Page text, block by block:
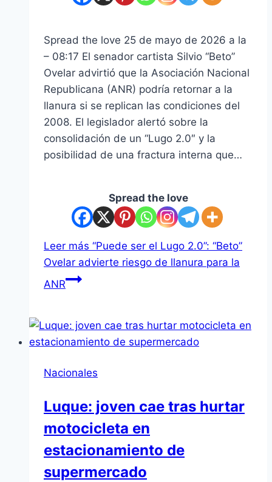
Spread the love 25 de mayo de 2026 a la
– 08:17 El senador cartista Silvio “Beto”
Ovelar advirtió que la Asociación Nacional
Republicana (ANR) podría retornar a la
llanura si se replican las condiciones del
2008. El legislador alertó sobre la
consolidación de un “Lugo 2.0″ y la
posibilidad de una fractura interna que…
Spread the love
Leer más “Puede ser el Lugo 2.0”: “Beto”
Ovelar advierte riesgo de llanura para la
ANR
Nacionales
Luque: joven cae tras hurtar
motocicleta en
estacionamiento de
supermercado